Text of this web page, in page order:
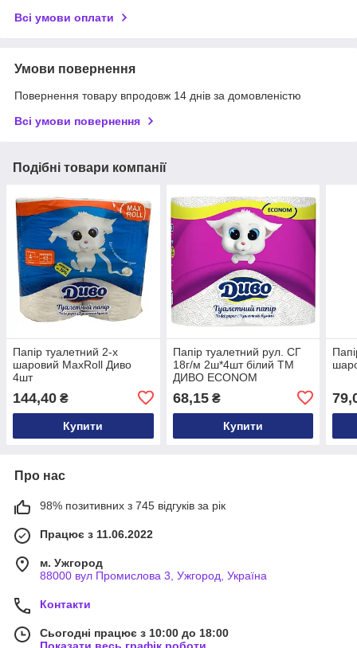
Всі умови оплати
Умови повернення
Повернення товару впродовж 14 днів за домовленістю
Всі умови повернення
Подібні товари компанії
Папір туалетний 2-х
шаровий MaxRoll Диво
4шт
144,40 ₴
Купити
Папір туалетний рул. СГ
18г/м 2ш*4шт білий ТМ
ДИВО ECONOM
68,15₴
Купити
Про нас
98% позитивних з 745 відгуків за рік
Працює з 11.06.2022
м. Ужгород
88000 вул Промислова 3, Ужгород, Україна
Контакти
Сьогодні працює з 10:00 до 18:00